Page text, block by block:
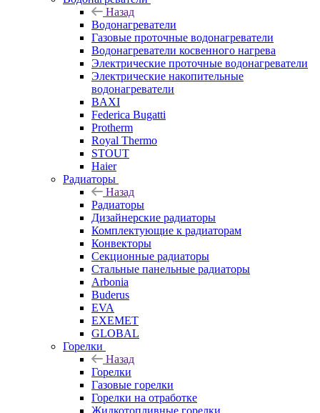
Назад
Водонагреватели
Газовые проточные водонагреватели
Водонагреватели косвенного нагрева
Электрические проточные водонагреватели
Электрические накопительные
водонагреватели
BAXI
Federica Bugatti
Protherm
Royal Thermo
STOUT
Haier
Радиаторы
Назад
Радиаторы
Дизайнерские радиаторы
Комплектующие к радиаторам
Конвекторы
Секционные радиаторы
Стальные панельные радиаторы
Arbonia
Buderus
EVA
EXEMET
GLOBAL
Горелки
Назад
Горелки
Газовые горелки
Горелки на отработке
Жидкотопливные горелки